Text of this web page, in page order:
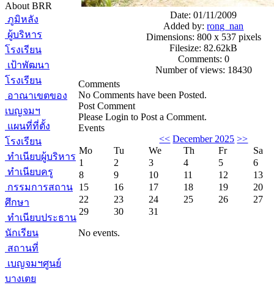
About BRR
ภูมิหลัง
ผู้บริหาร
โรงเรียน
เป้าพัฒนา
โรงเรียน
อาณาเขตของ
เบญจมฯ
แผนที่ที่ตั้ง
โรงเรียน
ทำเนียบผู้บริหาร
ทำเนียบครู
กรรมการสถาน
ศึกษา
ทำเนียบประธาน
นักเรียน
สถานที่
เบญจมฯศูนย์
บางเตย
Date: 01/11/2009
Added by:rong_nan
Dimensions: 800 x 537 pixels
Filesize: 82.62kB
Comments: 0
Number of views: 18430
Comments
No Comments have been Posted.
Post Comment
Please Login to Post a Comment.
Events
<< December 2025 >>
Mo
Tu We Th Fr
Sa
1
2 3 4 5
6
8
9 10 11 12
13
15
16 17 18 19
20
22
23 24 25 26
27
29
30 31
No events.